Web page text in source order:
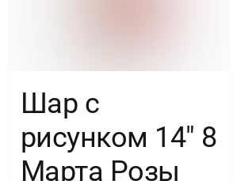
Шар с
рисунком 14″ 8
Марта Розы